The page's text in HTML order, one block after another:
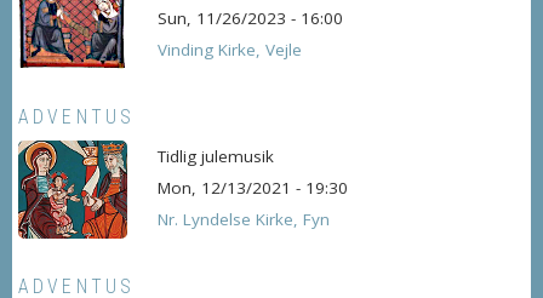
Sun, 11/26/2023 - 16:00
Vinding Kirke, Vejle
ADVENTUS
Tidlig julemusik
Mon, 12/13/2021 - 19:30
Nr. Lyndelse Kirke, Fyn
ADVENTUS